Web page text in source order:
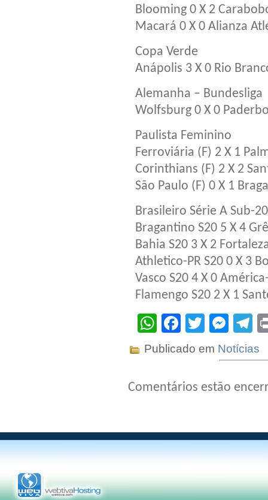
Blooming 0 X 2
Macará 0 X 0 Alianza
Copa Verde
Anápolis 3 X 0 Rio
Alemanha – Bundesliga
Wolfsburg 0 X 0
Paulista Feminino
Ferroviária (F) 2 X 1
Corinthians (F) 2 X 2
São Paulo (F) 0 X 1
Brasileiro Série A Sub-20
Bragantino S20 5 X 4
Bahia S20 3 X 2
Athletico-PR S20 0 X 3
Vasco S20 4 X 0
Flamengo S20 2 X 1
WhatsApp
Facebook
Twitter
Publicado em Notícias
Comentários estão